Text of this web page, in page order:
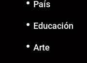
País
Educación
Arte